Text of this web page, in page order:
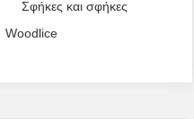
Σφήκες και σφήκες
Woodlice